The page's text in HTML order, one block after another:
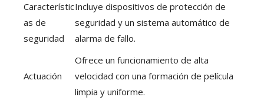
Característic
as de
seguridad
Incluye dispositivos de protección de
seguridad y un sistema automático de
alarma de fallo.
Actuación
Ofrece un funcionamiento de alta
velocidad con una formación de película
limpia y uniforme.